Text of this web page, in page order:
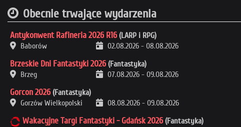
Obecnie trwające wydarzenia
Antykonwent Rafineria 2026 R16 (LARP i RPG)
Baborów
02.08.2026 - 08.08.2026
Brzeskie Dni Fantastyki 2026 (Fantastyka)
Brzeg
07.08.2026 - 09.08.2026
Gorcon 2026 (Fantastyka)
Gorzów Wielkopolski
08.08.2026 - 09.08.2026
Wakacyjne Targi Fantastyki - Gdańsk 2026 (Fantastyka)